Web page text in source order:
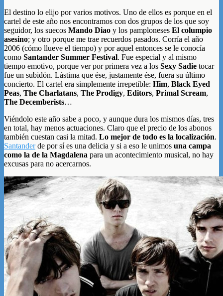
El destino lo elijo por varios motivos. Uno de ellos es porque en el
cartel de este año nos encontramos con dos grupos de los que soy
seguidor, los suecos Mando Diao y los pamploneses El columpio
asesino; y otro porque me trae recuerdos pasados. Corría el año
2006 (cómo llueve el tiempo) y por aquel entonces se le conocía
como Santander Summer Festival. Fue especial y al mismo
tiempo emotivo, porque ver por primera vez a los Sexy Sadie tocar
fue un subidón. Lástima que ése, justamente ése, fuera su último
concierto. El cartel era simplemente irrepetible: Him, Black Eyed
Peas, The Charlatans, The Prodigy, Editors, Primal Scream,
The Decemberists…
Viéndolo este año sabe a poco, y aunque dura los mismos días, tres
en total, hay menos actuaciones. Claro que el precio de los abonos
también cuestan casi la mitad. Lo mejor de todo es la localización.
Santanderde por sí es una delicia y si a eso le unimos una campa
como la de la Magdalena para un acontecimiento musical, no hay
excusas para no acercarnos.